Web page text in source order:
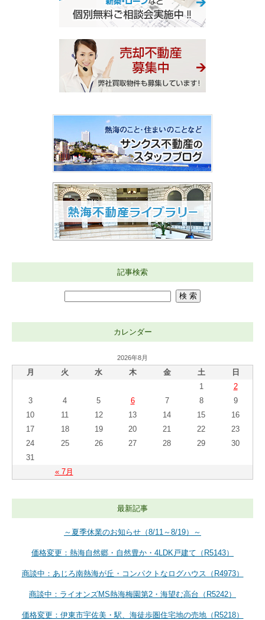
記事検索
カレンダー
2026年8月
月 火 水 木 金 土 日
« 7月
1
2
3
4 5 6 7 8
9
10
11 12 13 14 15
16
17
18 19 20 21 22
23
24
25 26 27 28 29
30
31
最新記事
～夏季休業のお知らせ（8/11～8/19）～
価格変更：熱海自然郷・自然豊か・4LDK戸建て（R5143）
商談中：あじろ南熱海が丘・コンパクトなログハウス（R4973）
商談中：ライオンズMS熱海梅園第2・海望む高台（R5242）
価格変更：伊東市宇佐美・駅、海徒歩圏住宅地の売地（R5218）